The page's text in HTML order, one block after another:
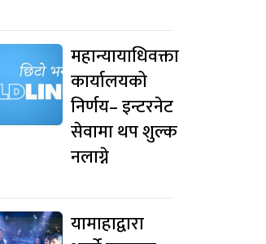
महान्यायाधिवक्ता
कार्यालयको
निर्णय– इन्टरनेट
सेवामा थप शुल्क
नलाग्ने
यामाहाद्वारा